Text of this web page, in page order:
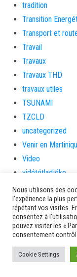
tradition
Transition
Transport et
Travail
Travaux
Travaux THD
travaux utiles
TSUNAMI
TZCLD
uncategorized
Venir en
Video
vidététladjéko
Vie Municipale
Viechere
vigilanceROUGE
Village artisanal
ville de la trinité
Nous utilisons des
l'expérience la plus
répétant vos visites.
consentez à
pouvez visiter les «
consentement
Cookie Settings